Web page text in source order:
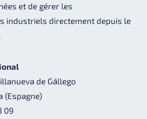
et de gérer les
industriels directement depuis le
de Gállego
(Espagne)
09